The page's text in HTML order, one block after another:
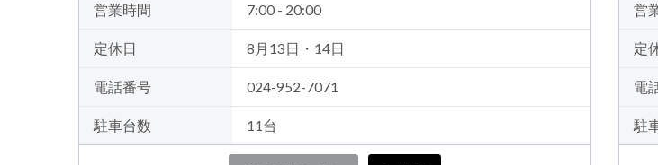
営業時間 7:00 - 20:00
定休日 8月13日・14日
電話番号 024-952-7071
駐車台数 11台
営
定
電
駐